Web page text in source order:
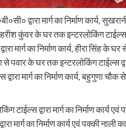
द्वारा मार्ग का निर्माण कार्य,
कुंवर के घर तक इन्टरलोकिंग टाईल्स
मार्ग का निर्माण कार्य, हीरा सिंह के
पवार के घर तक इन्टरलोकिंग टाईल्स
मार्ग का निर्माण कार्य, बहुगुणा
द्वारा मार्ग का निर्माण कार्य एवं
का निर्माण कार्य एवं पक्की नाली का